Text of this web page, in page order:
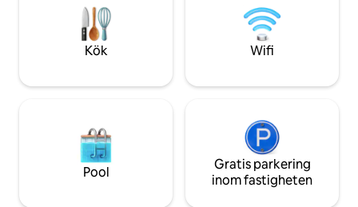
Perfekt för att varva ner, ta ett djupt
andetag och lämna vardagen bakom dig.
3 minuter från
minuter från Donau.
november 2025
Kök Wifi
Pool
Gratis parkering
inom fastigheten